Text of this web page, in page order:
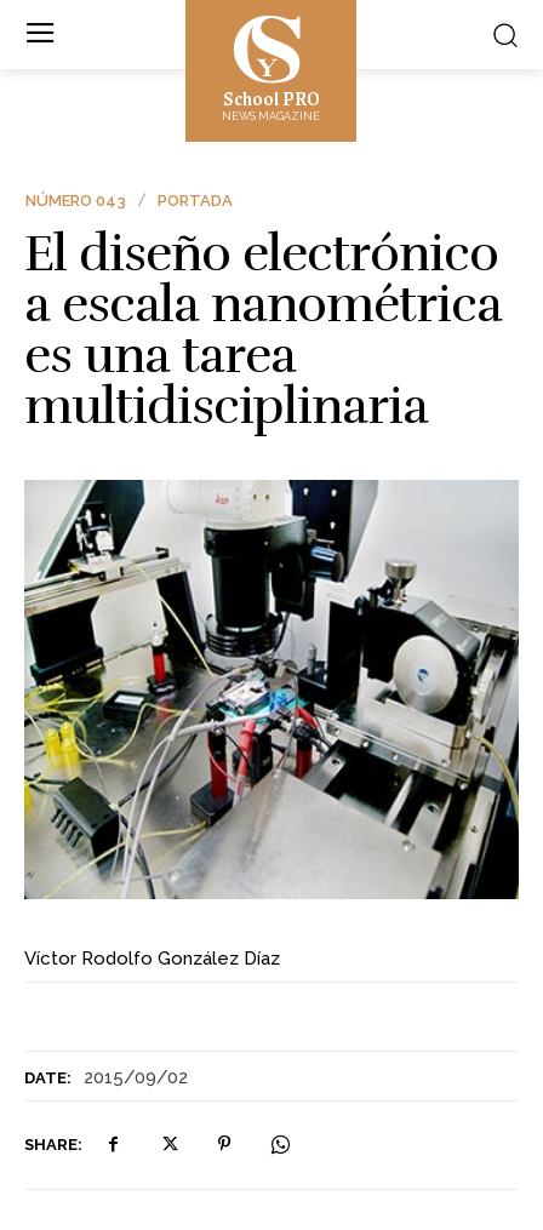
School PRO
NEWS MAGAZINE
DATE: 2015/09/02
SHARE:
NÚMERO 043 PORTADA
El diseño electrónico
a escala nanométrica
es una tarea
multidisciplinaria
Víctor Rodolfo González Díaz